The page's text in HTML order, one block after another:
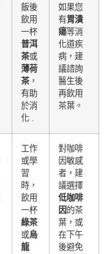
飯後
飲用
一杯
普洱
茶或
薄荷
茶，
有助
於消
化 .
如果您
有胃潰
瘍等消
化道疾
病，建
議諮詢
醫生後
再飲用
茶葉。
工作
或學
習
時，
飲用
一杯
綠茶
或烏
龍
對咖啡
因敏感
者，建
議選擇
低咖啡
因的茶
葉，或
在下午
後避免